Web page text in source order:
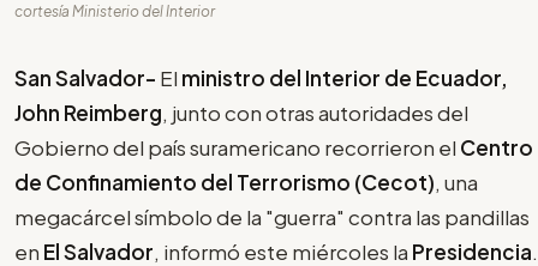
cortesía Ministerio del Interior
San Salvador- El ministro del Interior de Ecuador,
John Reimberg, junto con otras autoridades del
Gobierno del país suramericano recorrieron el Centro
de Confinamiento del Terrorismo (Cecot), una
megacárcel símbolo de la "guerra" contra las pandillas
en El Salvador, informó este miércoles la Presidencia.